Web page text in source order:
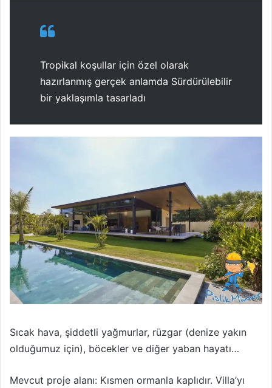
Tropikal koşullar için özel olarak
hazırlanmış gerçek anlamda Sürdürülebilir
bir yaklaşımla tasarladı
Sıcak hava, şiddetli yağmurlar, rüzgar (denize yakın
olduğumuz için), böcekler ve diğer yaban hayatı…
Mevcut proje alanı: Kısmen ormanla kaplıdır. Villa’yı